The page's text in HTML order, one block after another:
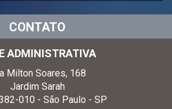
CONTATO
ADMINISTRATIVA
Milton Soares, 168
Jardim Sarah
010 - São Paulo - SP